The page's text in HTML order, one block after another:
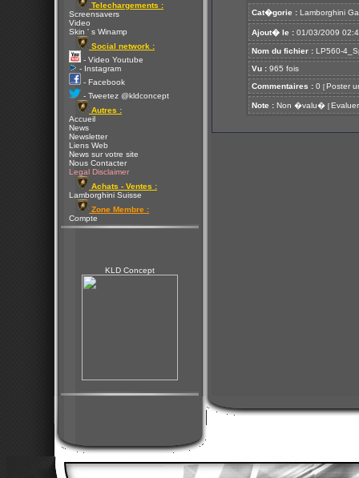
Telechargements :
Screensavers
Video
Skin ' s Winamp
Social network :
- Video Youtube
- Instagram
- Facebook
- Tweetez @kldconcept
Autres :
Accueil
News
Newsletter
Liens Web
News sur votre site
Nous Contacter
Legal Disclaimer
Achats - Ventes :
Lamborghini Suisse
Zone Membre :
Compte
KLD Concept
Cat�gorie : Lamborghini
Ajout� le : 01/03/2009
Nom du fichier : LP560-
Vu : 965 fois
Commentaires : 0 [ Poster
Note : Non �valu� [ Evaluer